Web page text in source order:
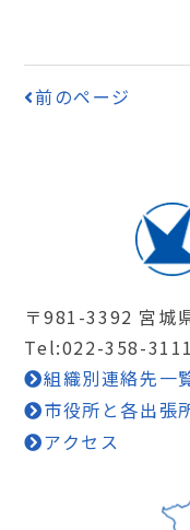
前のページ
〒981-3392 宮城
Tel:022-358-3111
組織別連絡先一
市役所と各出張
アクセス